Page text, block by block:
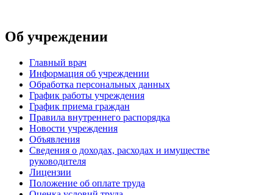
Об учреждении
Главный врач
Информация об учреждении
Обработка персональных данных
График работы учреждения
График приема граждан
Правила внутреннего распорядка
Новости учреждения
Объявления
Сведения о доходах, расходах и имуществе
руководителя
Лицензии
Положение об оплате труда